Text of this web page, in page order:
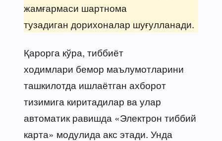
жамғармаси шартнома
тузадиган дорихоналар шуғулланади.
Қарорга кўра, тиббиёт
ходимлари бемор маълумотларини
ташкилотда ишлаётган ахборот
тизимига киритадилар ва улар
автоматик равишда «Электрон тиббий
карта» модулида акс этади. Унда